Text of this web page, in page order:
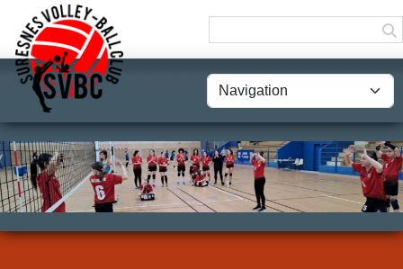
Panneau de gestion des cookies